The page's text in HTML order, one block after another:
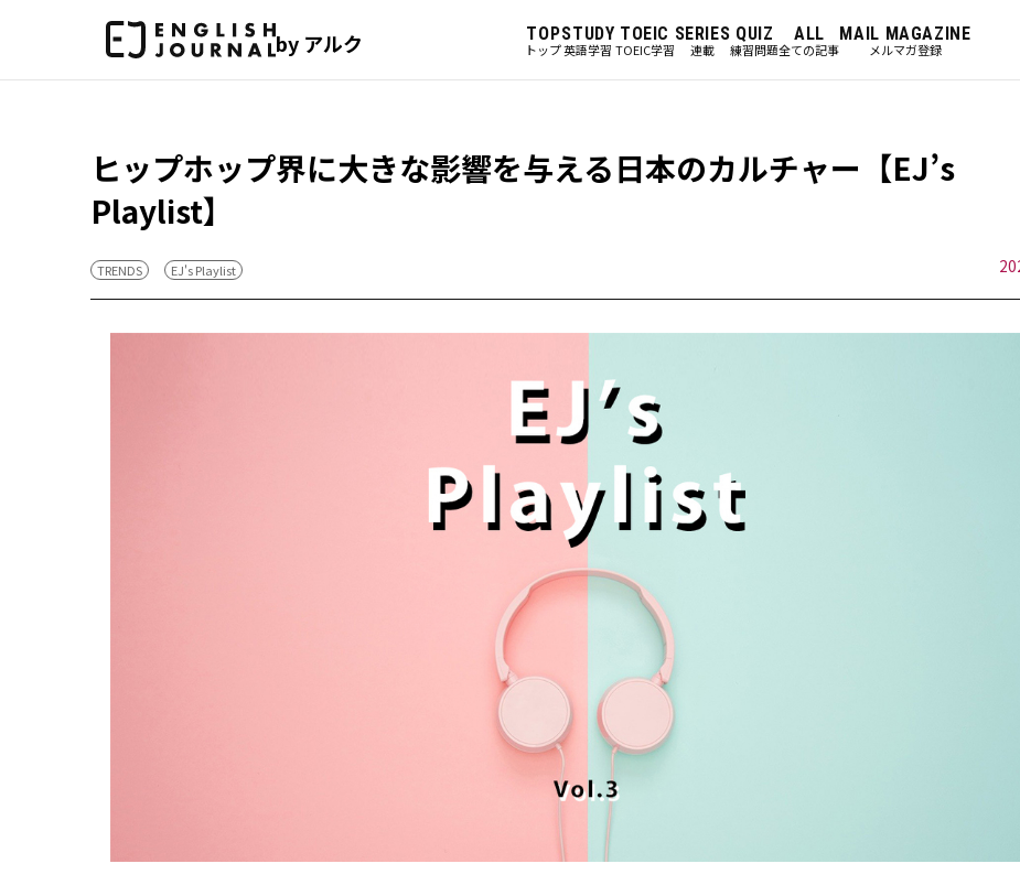
by アルク TOP
トップ
STUDY
英語学習
TOEIC
TOEIC学習
SERIES
連載
QUIZ
練習問題
ALL
全ての記事
MAIL MAGAZINE
メルマガ登録
ヒップホップ界に大きな影響を与える日本のカルチャー【EJ’s
Playlist】
TRENDS EJ's Playlist